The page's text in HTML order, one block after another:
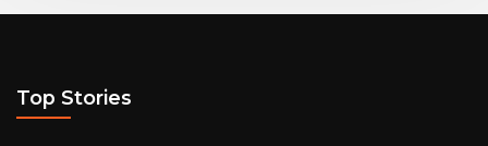
Top Stories